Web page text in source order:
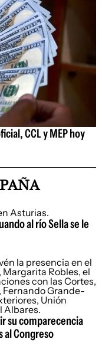
CCL y MEP hoy
al río Sella se le
su comparecencia
al Congreso